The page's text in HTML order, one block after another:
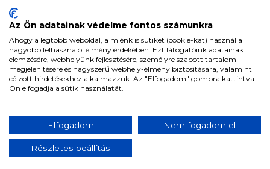
Minden jog fenntartva. All rights reserved.
Tervezte és készítette:
Vision-Software, az Octopus 8 ERP forgalmazója.
Az Ön adatainak védelme fontos számunkra
Ahogy a legtöbb weboldal, a miénk is sütiket (cookie-kat) használ a
nagyobb felhasználói élmény érdekében. Ezt látogatóink adatainak
elemzésére, webhelyünk fejlesztésére, személyre szabott tartalom
megjelenítésére és nagyszerű webhely-élmény biztosítására, valamint
célzott hirdetésekhez alkalmazzuk. Az "Elfogadom" gombra kattintva
Ön elfogadja a sütik használatát.
Elfogadom Nem fogadom el
Részletes beállítás